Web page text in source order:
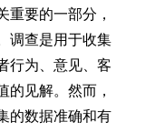
重要的一部分，
调查是用于收集
行为、意见、客
的见解。然而，
的数据准确和有